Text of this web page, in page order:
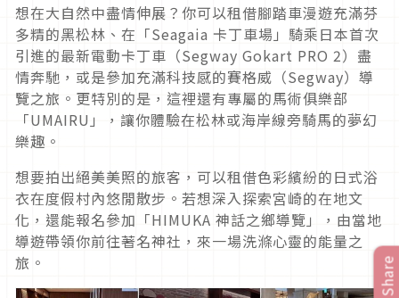
想在大自然中盡情伸展？你可以租借腳踏車漫遊充滿芬
多精的黑松林、在「Seagaia 卡丁車場」騎乘日本首次
引進的最新電動卡丁車（Segway Gokart PRO 2）盡
情奔馳，或是參加充滿科技感的賽格威（Segway）導
覽之旅。更特別的是，這裡還有專屬的馬術俱樂部
「UMAIRU」，讓你體驗在松林或海岸線旁騎馬的夢幻
樂趣。
想要拍出絕美美照的旅客，可以租借色彩繽紛的日式浴
衣在度假村內悠閒散步。若想深入探索宮崎的在地文
化，還能報名參加「HIMUKA 神話之鄉導覽」，由當地
導遊帶領你前往著名神社，來一場洗滌心靈的能量之
旅。
Share